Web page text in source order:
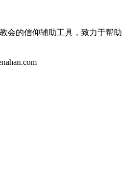
会的信仰辅助工具，致力于帮助